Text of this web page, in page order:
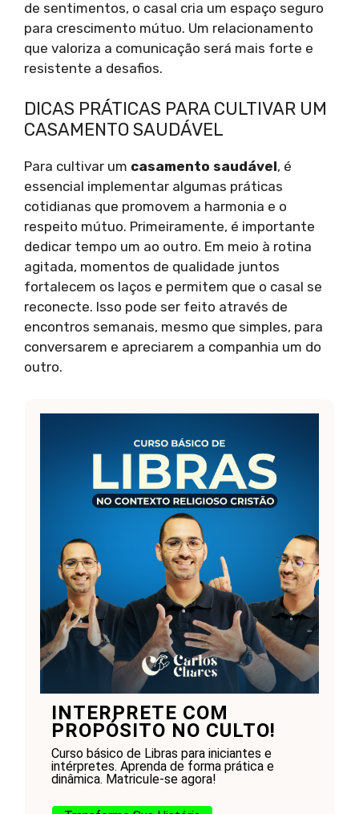
de sentimentos, o casal cria um espaço seguro
para crescimento mútuo. Um relacionamento
que valoriza a comunicação será mais forte e
resistente a desafios.
DICAS PRÁTICAS PARA CULTIVAR UM
CASAMENTO SAUDÁVEL
Para cultivar um casamento saudável, é
essencial implementar algumas práticas
cotidianas que promovem a harmonia e o
respeito mútuo. Primeiramente, é importante
dedicar tempo um ao outro. Em meio à rotina
agitada, momentos de qualidade juntos
fortalecem os laços e permitem que o casal se
reconecte. Isso pode ser feito através de
encontros semanais, mesmo que simples, para
conversarem e apreciarem a companhia um do
outro.
INTERPRETE COM
PROPÓSITO NO CULTO!
Curso básico de Libras para iniciantes e
intérpretes. Aprenda de forma prática e
dinâmica. Matricule-se agora!